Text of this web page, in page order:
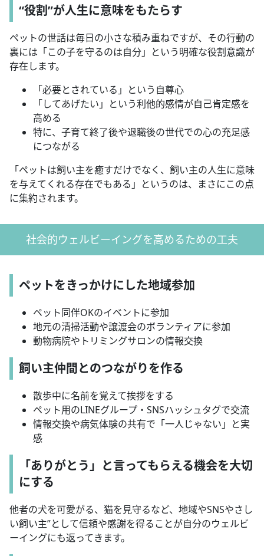
“役割”が人生に意味をもたらす
ペットの世話は毎日の小さな積み重ねですが、その行動の
裏には「この子を守るのは自分」という明確な役割意識が
存在します。
「必要とされている」という自尊心
「してあげたい」という利他的感情が自己肯定感を
高める
特に、子育て終了後や退職後の世代での心の充足感
につながる
「ペットは飼い主を癒すだけでなく、飼い主の人生に意味
を与えてくれる存在でもある」というのは、まさにこの点
に集約されます。
社会的ウェルビーイングを高めるための工夫
ペットをきっかけにした地域参加
ペット同伴OKのイベントに参加
地元の清掃活動や譲渡会のボランティアに参加
動物病院やトリミングサロンの情報交換
飼い主仲間とのつながりを作る
散歩中に名前を覚えて挨拶をする
ペット用のLINEグループ・SNSハッシュタグで交流
情報交換や病気体験の共有で「一人じゃない」と実
感
「ありがとう」と言ってもらえる機会を大切
にする
他者の犬を可愛がる、猫を見守るなど、地域やSNSやさし
い飼い主”として信頼や感謝を得ることが自分のウェルビ
ーイングにも返ってきます。